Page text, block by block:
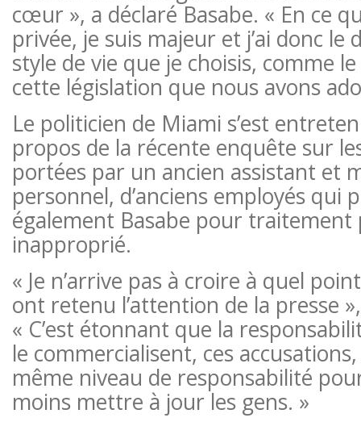
cœur », a déclaré Basabe. « En ce
privée, je suis majeur et j’ai donc le
style de vie que je choisis, comme
cette législation que nous avons
Le politicien de Miami s’est
propos de la récente enquête sur
portées par un ancien assistant et
personnel, d’anciens employés qui
également Basabe pour
inapproprié.
« Je n’arrive pas à croire à quel
ont retenu l’attention de la presse
« C’est étonnant que la
le commercialisent, ces accusations,
même niveau de responsabilité
moins mettre à jour les gens. »